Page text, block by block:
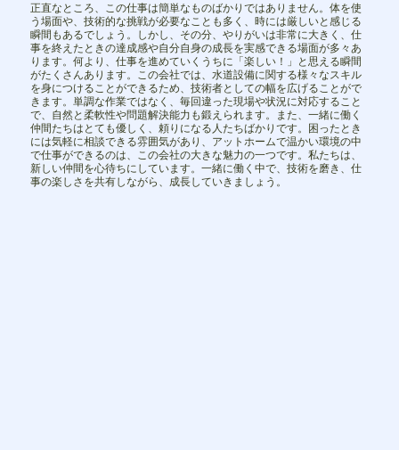
正直なところ、この仕事は簡単なものばかりではありません。体を使
う場面や、技術的な挑戦が必要なことも多く、時には厳しいと感じる
瞬間もあるでしょう。しかし、その分、やりがいは非常に大きく、仕
事を終えたときの達成感や自分自身の成長を実感できる場面が多々あ
ります。何より、仕事を進めていくうちに「楽しい！」と思える瞬間
がたくさんあります。この会社では、水道設備に関する様々なスキル
を身につけることができるため、技術者としての幅を広げることがで
きます。単調な作業ではなく、毎回違った現場や状況に対応すること
で、自然と柔軟性や問題解決能力も鍛えられます。また、一緒に働く
仲間たちはとても優しく、頼りになる人たちばかりです。困ったとき
には気軽に相談できる雰囲気があり、アットホームで温かい環境の中
で仕事ができるのは、この会社の大きな魅力の一つです。私たちは、
新しい仲間を心待ちにしています。一緒に働く中で、技術を磨き、仕
事の楽しさを共有しながら、成長していきましょう。